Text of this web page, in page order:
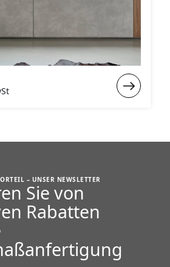
:
– UNSER NEWSLETTER
Sie von
Rabatten